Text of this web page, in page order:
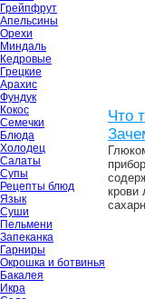
Грейпфрут
Апельсины
Орехи
Миндаль
Кедровые
Грецкие
Арахис
Фундук
Кокос
Семечки
Блюда
Холодец
Салаты
Супы
Рецепты блюд
Язык
Суши
Пельмени
Запеканка
Гарниры
Окрошка и ботвинья
Бакалея
Икра
Что